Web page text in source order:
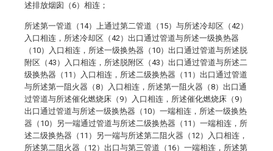
述排放烟囱（6）相连；
所述第一管道（14）上通过第二管道（15）与所述冷却区（42）
入口相连，所述冷却区（42）出口通过管道与所述一级换热器
（10）入口相连，所述一级换热器（10）出口通过管道与所述脱
附区（43）入口相连，所述脱附区（43）出口通过管道与所述二
级换热器（11）入口相连，所述二级换热器（11）出口通过管道
与所述第一阻火器（8）入口相连，所述第一阻火器（8）出口通
过管道与所述催化燃烧床（9）入口相连，所述催化燃烧床（9）
出口通过管道与所述一级换热器（10）一端相连，所述一级换热
器（10）另一端通过管道与所述二级换热器（11）一端相连，所
述二级换热器（11）另一端与所述第二阻火器（12）入口相连，
所述第二阻火器（12）出口与第三管道（16）一端相连，所述第